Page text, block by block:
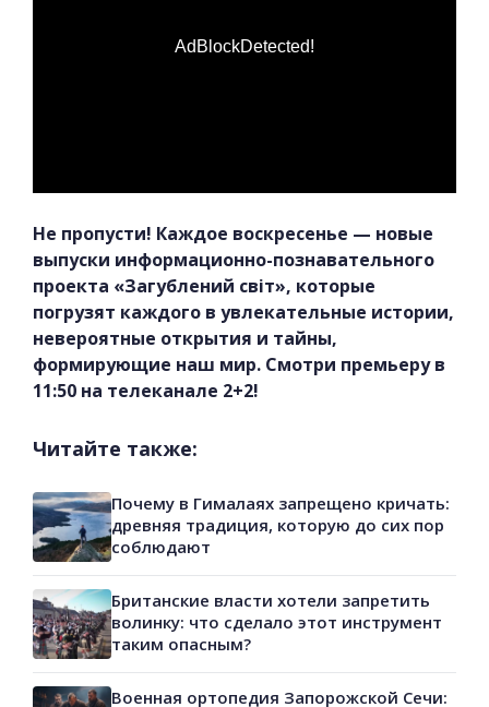
AdBlockDetected!
Не пропусти! Каждое воскресенье — новые
выпуски информационно-познавательного
проекта «Загублений світ», которые
погрузят каждого в увлекательные истории,
невероятные открытия и тайны,
формирующие наш мир. Смотри премьеру в
11:50 на телеканале 2+2!
Читайте также:
Почему в Гималаях запрещено кричать:
древняя традиция, которую до сих пор
соблюдают
Британские власти хотели запретить
волинку: что сделало этот инструмент
таким опасным?
Военная ортопедия Запорожской Сечи: